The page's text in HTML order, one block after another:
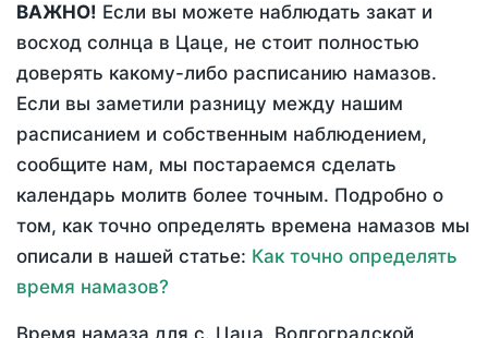
ВАЖНО! Если вы можете наблюдать закат и
восход солнца в Цаце, не стоит полностью
доверять какому-либо расписанию намазов.
Если вы заметили разницу между нашим
расписанием и собственным наблюдением,
сообщите нам, мы постараемся сделать
календарь молитв более точным. Подробно о
том, как точно определять времена намазов мы
описали в нашей статье: Как точно определять
время намазов?